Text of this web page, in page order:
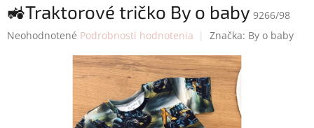
🚜Traktorové tričko By o baby 9266/98
Priemerné
Neohodnotené Podrobnosti hodnotenia Značka: By o baby